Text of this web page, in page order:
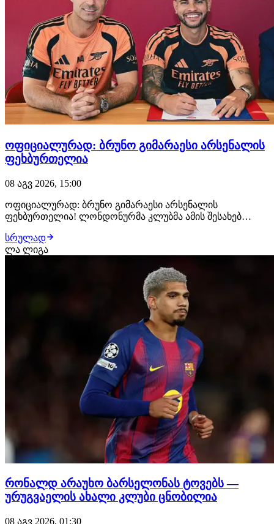
ოფიციალურად: ბრუნო გიმარაესი არსენალის
ფეხბურთელია
08 აგვ 2026, 15:00
ოფიციალურად: ბრუნო გიმარაესი არსენალის
ფეხბურთელია! ლონდონურმა კლუბმა ამის შესახებ
ბრაზილიელმა ნახევარმცველმა არსენალთან
კონტრაქტი 2030 წლამდე გააფორმა, მხარეებს შორის კი
სრულად
ლა ლიგა
რონალდ არაუხო ბარსელონას ტოვებს —
ურუგვაელის ახალი კლუბი ცნობილია
08 აგვ 2026, 01:30